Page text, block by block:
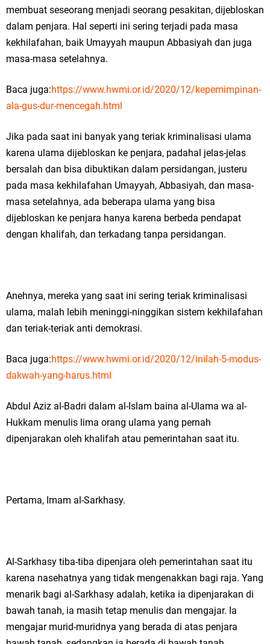
membuat seseorang menjadi seorang pesakitan, dijebloskan
dalam penjara. Hal seperti ini sering terjadi pada masa
kekhilafahan, baik Umayyah maupun Abbasiyah dan juga
masa-masa setelahnya.
Baca juga:https://www.hwmi.or.id/2020/12/kepemimpinan-
ala-gus-dur-mencegah.html
Jika pada saat ini banyak yang teriak kriminalisasi ulama
karena ulama dijebloskan ke penjara, padahal jelas-jelas
bersalah dan bisa dibuktikan dalam persidangan, justeru
pada masa kekhilafahan Umayyah, Abbasiyah, dan masa-
masa setelahnya, ada beberapa ulama yang bisa
dijebloskan ke penjara hanya karena berbeda pendapat
dengan khalifah, dan terkadang tanpa persidangan.
Anehnya, mereka yang saat ini sering teriak kriminalisasi
ulama, malah lebih meninggi-ninggikan sistem kekhilafahan
dan teriak-teriak anti demokrasi.
Baca juga:https://www.hwmi.or.id/2020/12/inilah-5-modus-
dakwah-yang-harus.html
Abdul Aziz al-Badri dalam al-Islam baina al-Ulama wa al-
Hukkam menulis lima orang ulama yang pernah
dipenjarakan oleh khalifah atau pemerintahan saat itu.
Pertama, Imam al-Sarkhasy.
Al-Sarkhasy tiba-tiba dipenjara oleh pemerintahan saat itu
karena nasehatnya yang tidak mengenakkan bagi raja. Yang
menarik bagi al-Sarkhasy adalah, ketika ia dipenjarakan di
bawah tanah, ia masih tetap menulis dan mengajar. Ia
mengajar murid-muridnya yang berada di atas penjara